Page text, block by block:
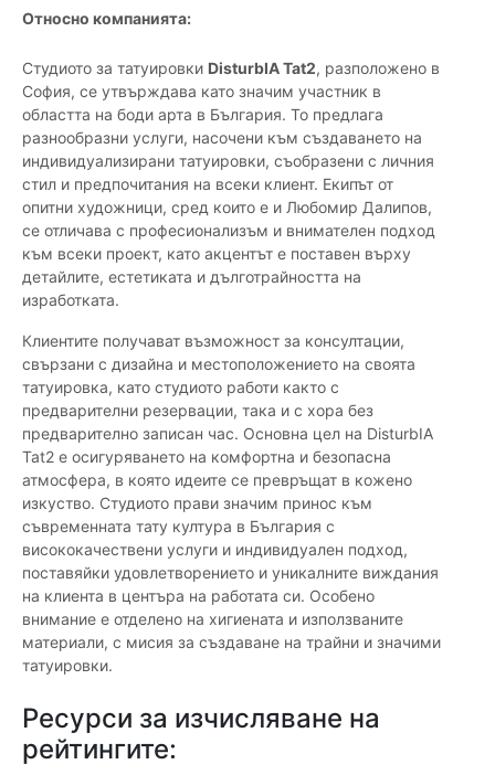
Относно компанията:
Студиото за татуировки DisturbIA Tat2, разположено в
София, се утвърждава като значим участник в
областта на боди арта в България. То предлага
разнообразни услуги, насочени към създаването на
индивидуализирани татуировки, съобразени с личния
стил и предпочитания на всеки клиент. Екипът от
опитни художници, сред които е и Любомир Далипов,
се отличава с професионализъм и внимателен подход
към всеки проект, като акцентът е поставен върху
детайлите, естетиката и дълготрайността на
изработката.
Клиентите получават възможност за консултации,
свързани с дизайна и местоположението на своята
татуировка, като студиото работи както с
предварителни резервации, така и с хора без
предварително записан час. Основна цел на DisturbIA
Tat2 е осигуряването на комфортна и безопасна
атмосфера, в която идеите се превръщат в кожено
изкуство. Студиото прави значим принос към
съвременната тату култура в България с
висококачествени услуги и индивидуален подход,
поставяйки удовлетворението и уникалните виждания
на клиента в центъра на работата си. Особено
внимание е отделено на хигиената и използваните
материали, с мисия за създаване на трайни и значими
татуировки.
Ресурси за изчисляване на
рейтингите: